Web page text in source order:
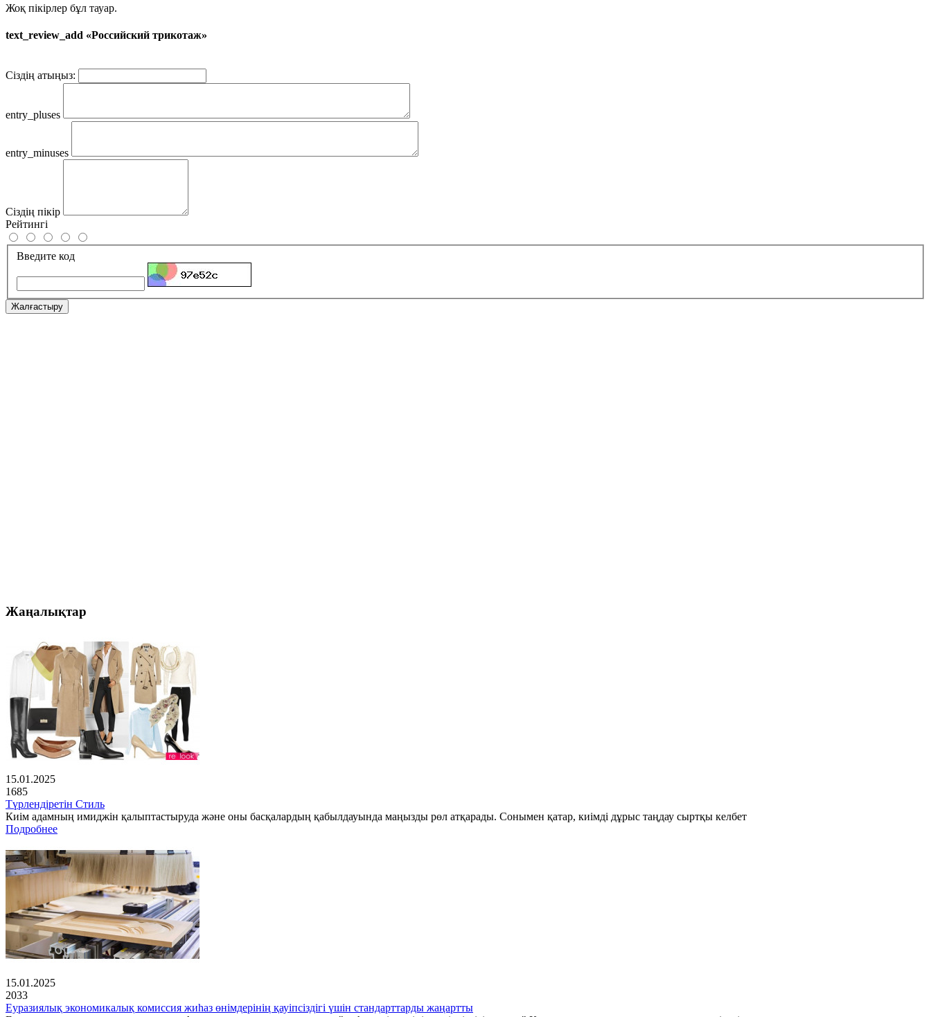
Жоқ пікірлер бұл тауар.
text_review_add «Российский трикотаж»
Сіздің атыңыз:
entry_pluses
entry_minuses
Сіздің пікір
Рейтингі
Введите код
Жалғастыру
Жаңалықтар
15.01.2025
1685
Түрлендіретін Стиль
Киім адамның имиджін қалыптастыруда және оны басқалардың қабылдауында маңызды рөл атқарады. Сонымен қатар, киімді дұрыс таңдау сыртқы келбет
Подробнее
15.01.2025
2033
Еуразиялық экономикалық комиссия жиһаз өнімдерінің қауіпсіздігі үшін стандарттарды жаңартты